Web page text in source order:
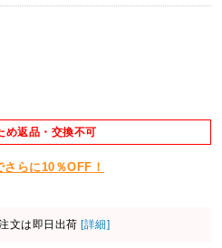
め返品・交換不可
らに10％OFF！
文は即日出荷 [詳細]